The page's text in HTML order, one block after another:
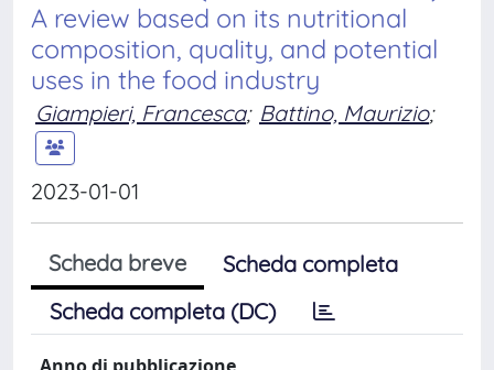
A review based on its nutritional
composition, quality, and potential
uses in the food industry
Giampieri, Francesca; Battino, Maurizio;
2023-01-01
Scheda breve
Scheda completa
Scheda completa (DC)